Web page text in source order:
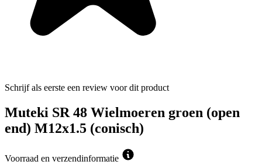
Schrijf als eerste een review voor dit product
Muteki SR 48 Wielmoeren groen (open
end) M12x1.5 (conisch)
Voorraad en verzendinformatie